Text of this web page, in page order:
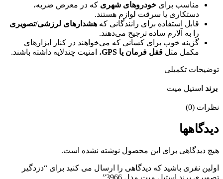
مناسب برای خودروهای شهری که در معرض ضربه،
دستکاری یا سرقت لوازم هستند.
قابل استفاده برای رانندگانی که هشدارهای لرزشی/تصویری
را به آلارم ساده ترجیح می‌دهند.
گزینه خوب برای کسانی که می‌خواهند در کنار ابزارهای
مکمل مثل قفل فرمان یا GPS ، امنیت چندلایه داشته باشند.
توضیحات تکمیلی
برند استیل میت
نظرات (0)
دیدگاهها
هیچ دیدگاهی برای این محصول نوشته نشده است.
اولین نفری باشید که دیدگاهی را ارسال می کنید برای “دزدگیر
تصویری برند استیل میت مدل 3966”